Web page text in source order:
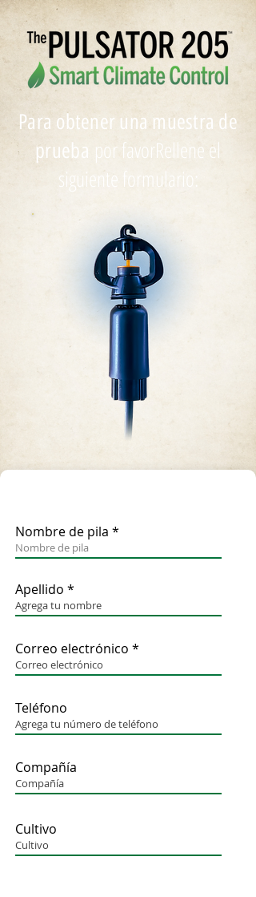
Para obtener una muestra de
prueba por favorRellene el
siguiente formulario:
Nombre de pila
Apellido
Correo electrónico
Teléfono
Compañía
Cultivo